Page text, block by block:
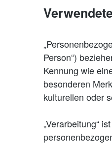
Person“)
Kennung wie
besonderen
kulturellen oder
„Verarbeitung“